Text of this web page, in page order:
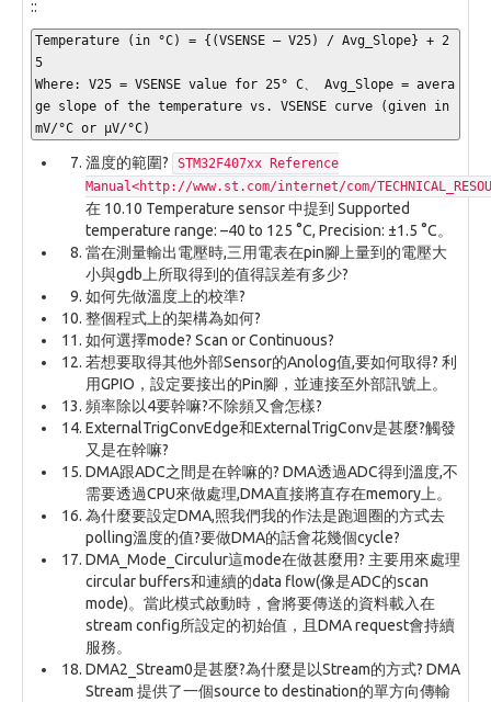
::
Temperature (in °C) = {(VSENSE – V25) / Avg_Slope} + 2
5
Where: V25 = VSENSE value for 25° C、 Avg_Slope = avera
ge slope of the temperature vs. VSENSE curve (given in
mV/°C or μV/°C)
溫度的範圍?
STM32F407xx Reference
Manual<http://www.st.com/internet/com/
在 10.10 Temperature sensor 中提到 Supported
temperature range: –40 to 125 °C, Precision: ±1.5 °C。
當在測量輸出電壓時,三用電表在pin腳上量到的電壓大
小與gdb上所取得到的值得誤差有多少?
如何先做溫度上的校準?
整個程式上的架構為如何?
如何選擇mode? Scan or Continuous?
若想要取得其他外部Sensor的Anolog值,要如何取得? 利
用GPIO，設定要接出的Pin腳，並連接至外部訊號上。
頻率除以4要幹嘛?不除頻又會怎樣?
ExternalTrigConvEdge和ExternalTrigConv是甚麼?觸發
又是在幹嘛?
DMA跟ADC之間是在幹嘛的? DMA透過ADC得到溫度,不
需要透過CPU來做處理,DMA直接將直存在memory上。
為什麼要設定DMA,照我們我的作法是跑迴圈的方式去
polling溫度的值?要做DMA的話會花幾個cycle?
DMA_Mode_Circulur這mode在做甚麼用? 主要用來處理
circular buffers和連續的data flow(像是ADC的scan
mode)。當此模式啟動時，會將要傳送的資料載入在
stream config所設定的初始值，且DMA request會持續
服務。
DMA2_Stream0是甚麼?為什麼是以Stream的方式? DMA
Stream 提供了一個source to destination的單方向傳輸